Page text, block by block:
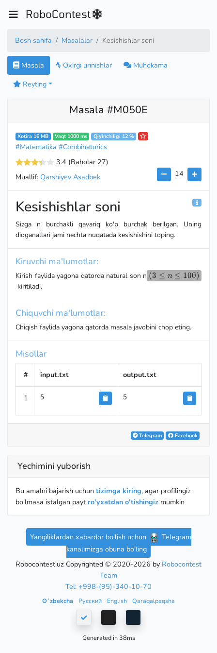
RoboContest
Bosh sahifa Masalalar Kesishishlar soni
Masala Oxirgi urinishlar
Muhokama
Reyting
Masala #M050E
Xotira 16 MB Vaqt 1000 ms Qiyinchiligi 12 %
#Matematika #Combinatorics
3.4 (Baholar 27)
14
Muallif: Qarshiyev Asadbek
Kesishishlar soni
Sizga n burchakli qavariq ko'p burchak berilgan. Uning
dioganallari jami nechta nuqatada kesishishini toping.
Kiruvchi ma'lumotlar:
Kirish faylida yagona qatorda natural son n (3
(3 ≤ n ≤ 100)
kiritiladi.
Chiquvchi ma'lumotlar:
Chiqish faylida yagona qatorda masala javobini chop eting.
Misollar
# input.txt output.txt
1 5 5
Telegram Facebook
Yechimini yuborish
Bu amalni bajarish uchun tizimga kiring, agar profilingiz
bo'lmasa istalgan payt ro'yxatdan o'tishingiz mumkin
Yangiliklardan xabardor bo'lish uchun
Telegram
kanalimizga obuna bo'ling
Robocontest.uz Copyrighted © 2020-2026 by Robocontest
Team
Tel: +998-(95)-340-10-70
Oʻzbekcha Русский English Qaraqalpaqsha
Generated in 38ms